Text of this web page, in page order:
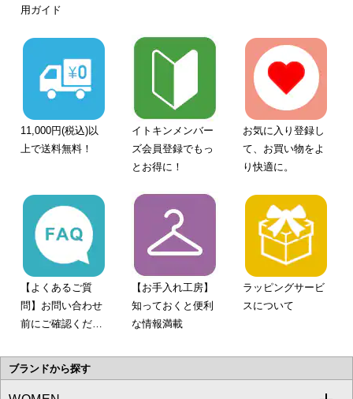
用ガイド
11,000円(税込)以
上で送料無料！
イトキンメンバー
ズ会員登録でもっ
とお得に！
お気に入り登録し
て、お買い物をよ
り快適に。
【よくあるご質
問】お問い合わせ
前にご確認くださ
【お手入れ工房】
知っておくと便利
な情報満載
ラッピングサービ
スについて
ブランドから探す